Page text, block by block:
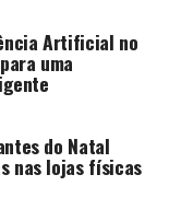
Artificial no
uma
do Natal
nas lojas físicas